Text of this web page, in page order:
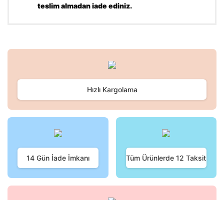
teslim almadan iade ediniz.
Bu ürüne ilk yorumu siz yapın!
Yorum Yaz
kullanarak tarafımıza iletebilirsiniz.
Ürün resmi kalitesiz, bozuk veya görüntülenemiyor.
Bu ürüne benzer farklı alternatifler olmalı.
Hızlı Kargolama
14 Gün İade İmkanı Tüm Ürünlerde 12 Taksit